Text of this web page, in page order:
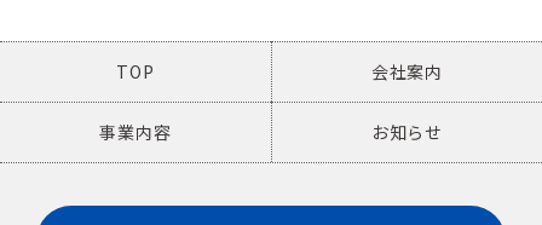
TOP 会社案内
事業内容 お知らせ